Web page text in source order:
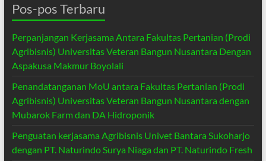
Pos-pos Terbaru
Perpanjangan Kerjasama Antara Fakultas Pertanian (Prodi
Agribisnis) Universitas Veteran Bangun Nusantara Dengan
Aspakusa Makmur Boyolali
Penandatanganan MoU antara Fakultas Pertanian (Prodi
Agribisnis) Universitas Veteran Bangun Nusantara dengan
Mubarok Farm dan DA Hidroponik
Penguatan kerjasama Agribisnis Univet Bantara Sukoharjo
dengan PT. Naturindo Surya Niaga dan PT. Naturindo Fresh